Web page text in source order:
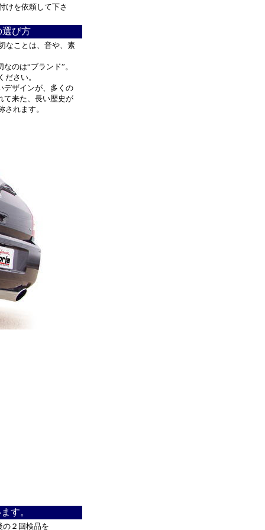
を依頼して下さ
選び方
なことは、音や、素
のは“ブランド”。
ださい。
デザインが、多くの
て来た、長い歴史が
されます。
す。
の２回検品を